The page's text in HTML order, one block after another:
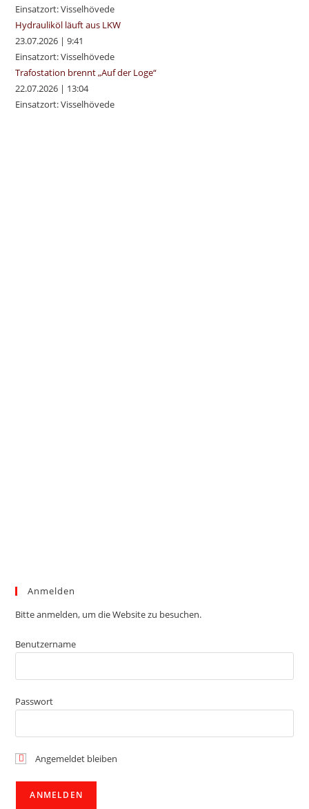
Einsatzort: Visselhövede
Hydrauliköl läuft aus LKW
23.07.2026 |9:41
Einsatzort: Visselhövede
Trafostation brennt „Auf der Loge“
22.07.2026 | 13:04
Einsatzort: Visselhövede
Anmelden
Bitte anmelden, um die Website zu besuchen.
Benutzername
Passwort
Angemeldet bleiben